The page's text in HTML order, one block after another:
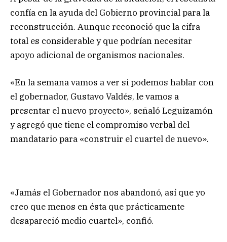
confía en la ayuda del Gobierno provincial para la
reconstrucción. Aunque reconoció que la cifra
total es considerable y que podrían necesitar
apoyo adicional de organismos nacionales.
«En la semana vamos a ver si podemos hablar con
el gobernador, Gustavo Valdés, le vamos a
presentar el nuevo proyecto», señaló Leguizamón
y agregó que tiene el compromiso verbal del
mandatario para «construir el cuartel de nuevo».
«Jamás el Gobernador nos abandonó, así que yo
creo que menos en ésta que prácticamente
desapareció medio cuartel», confió.